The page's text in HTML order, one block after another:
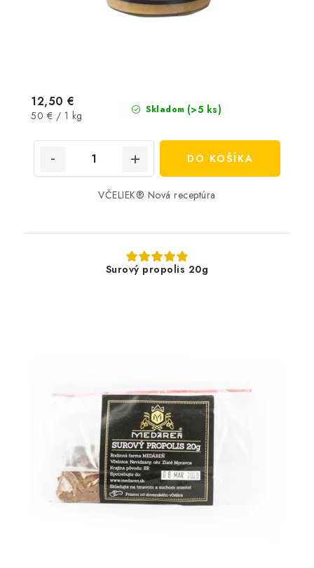
Skladom (>5 ks)
12,50 €
Jednotková
50 € / 1 kg
DO KOŠÍKA
VČELIEK® Nová receptúra
Surový propolis 20g